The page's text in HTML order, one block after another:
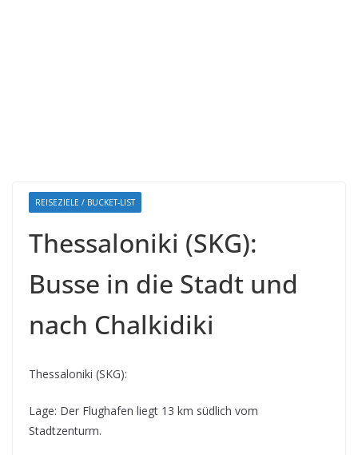
REISEZIELE / BUCKET-LIST
Thessaloniki (SKG):
Busse in die Stadt und
nach Chalkidiki
Thessaloniki (SKG):
Lage: Der Flughafen liegt 13 km südlich vom
Stadtzenturm.